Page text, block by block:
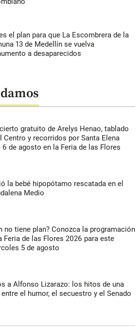
el plan para que La Escombrera de la
13 de Medellín se vuelva
a desaparecidos
gratuito de Arelys Henao, tablado
Centro y recorridos por Santa Elena
6 de agosto en la Feria de las Flores
la bebé hipopótamo rescatada en el
Medio
no tiene plan? Conozca la programación
Feria de las Flores 2026 para este
5 de agosto
a Alfonso Lizarazo: los hitos de una
entre el humor, el secuestro y el Senado